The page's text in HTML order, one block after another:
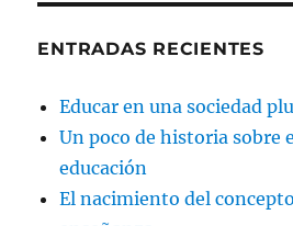
ENTRADAS RECIENTES
Educar en una sociedad
Un poco de historia sobre
educación
El nacimiento del